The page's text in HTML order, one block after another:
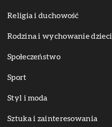
Religia i duchowość
Rodzina i wychowanie dzieci
Społeczeństwo
Sport
Styl i moda
Sztuka i zainteresowania